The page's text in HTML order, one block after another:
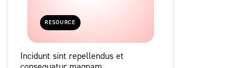
RESOURCE
Incidunt sint repellendus et